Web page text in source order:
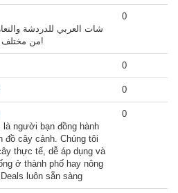
شات العربي للدردشة
من مختلف الدول وتبادل النقاشات الممتعة!
0
0
0
là người bạn đồng hành
đồ cây cảnh. Chúng tôi
thực tế, dễ áp dụng và
ở thành phố hay nông
luôn sẵn sàng
0